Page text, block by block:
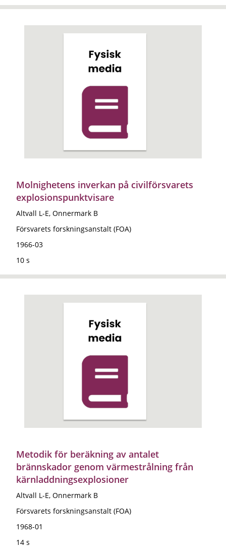
Molnighetens inverkan på civilförsvarets
explosionspunktvisare
Altvall L-E, Onnermark B
Försvarets forskningsanstalt (FOA)
1966-03
10 s
Metodik för beräkning av antalet
brännskador genom värmestrålning från
kärnladdningsexplosioner
Altvall L-E, Onnermark B
Försvarets forskningsanstalt (FOA)
1968-01
14 s